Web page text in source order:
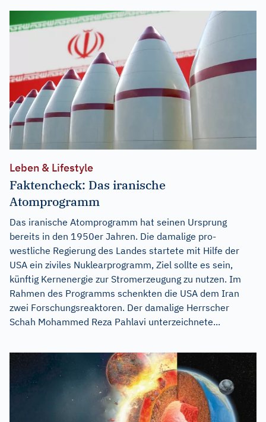
Leben & Lifestyle
Faktencheck: Das iranische
Atomprogramm
Das iranische Atomprogramm hat seinen Ursprung
bereits in den 1950er Jahren. Die damalige pro-
westliche Regierung des Landes startete mit Hilfe der
USA ein ziviles Nuklearprogramm, Ziel sollte es sein,
künftig Kernenergie zur Stromerzeugung zu nutzen. Im
Rahmen des Programms schenkten die USA dem Iran
zwei Forschungsreaktoren. Der damalige Herrscher
Schah Mohammed Reza Pahlavi unterzeichnete...